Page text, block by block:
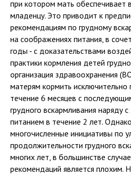
при котором мать обеспечивает
младенцу. Это приводит к
рекомендациям по грудному
на соображениях питания, в
годы - с доказательствами
практики кормления детей
организация здравоохранения
матерям кормить исключительно
течение 6 месяцев с
грудного вскармливания наряду
питанием в течение 2 лет.
многочисленные инициативы по
продолжительности грудного
многих лет, в большинстве
рекомендаций является плохим.